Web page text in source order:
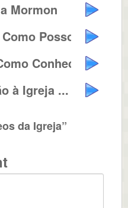
Mormon
Posso Fa...
Conheci ...
à Igreja ...
da Igreja”